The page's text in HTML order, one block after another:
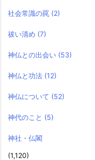
社会常識の罠 (2)
祓い清め (7)
神仏との出会い (53)
神仏と功法 (12)
神仏について (52)
神代のこと (5)
神社・仏閣
(1,120)